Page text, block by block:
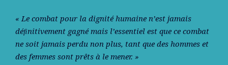
« Le combat pour la dignité humaine n’est jamais
déﬁnitivement gagné mais l’essentiel est que ce combat
ne soit jamais perdu non plus, tant que des hommes et
des femmes sont prêts à le mener. »